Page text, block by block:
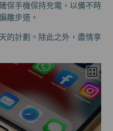
保手機保持充電，以備不時
離步道。
的計劃。除此之外，盡情享